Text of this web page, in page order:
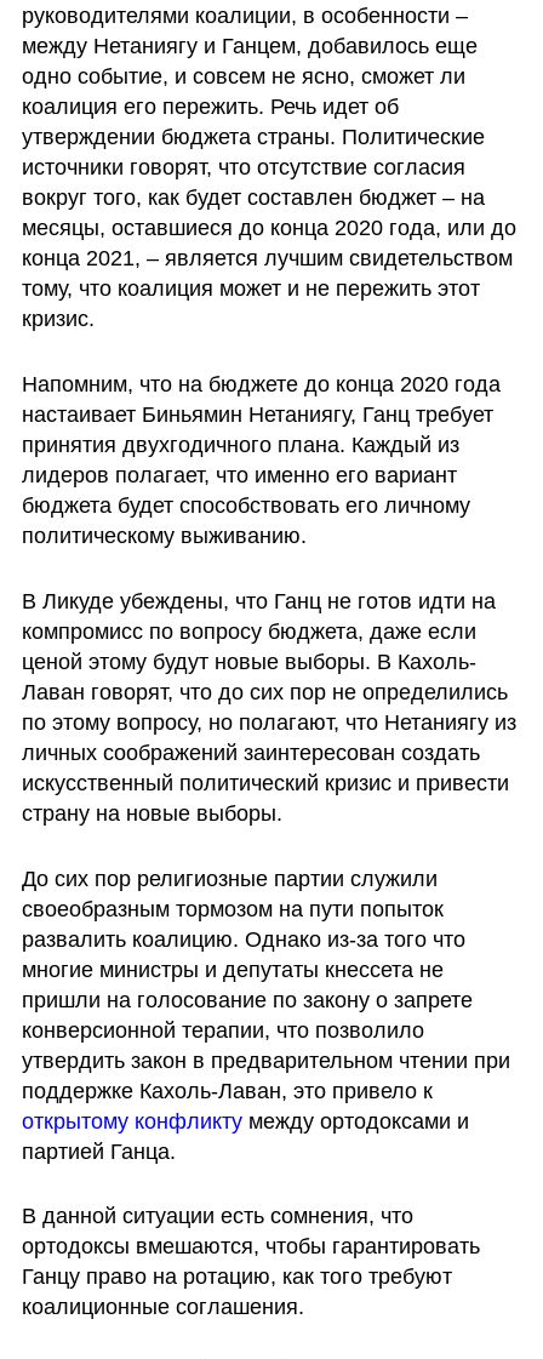
руководителями коалиции, в особенности –
между Нетаниягу и Ганцем, добавилось еще
одно событие, и совсем не ясно, сможет ли
коалиция его пережить. Речь идет об
утверждении бюджета страны. Политические
источники говорят, что отсутствие согласия
вокруг того, как будет составлен бюджет – на
месяцы, оставшиеся до конца 2020 года, или до
конца 2021, – является лучшим свидетельством
тому, что коалиция может и не пережить этот
кризис.
Напомним, что на бюджете до конца 2020 года
настаивает Биньямин Нетаниягу, Ганц требует
принятия двухгодичного плана. Каждый из
лидеров полагает, что именно его вариант
бюджета будет способствовать его личному
политическому выживанию.
В Ликуде убеждены, что Ганц не готов идти на
компромисс по вопросу бюджета, даже если
ценой этому будут новые выборы. В Кахоль-
Лаван говорят, что до сих пор не определились
по этому вопросу, но полагают, что Нетаниягу из
личных соображений заинтересован создать
искусственный политический кризис и привести
страну на новые выборы.
До сих пор религиозные партии служили
своеобразным тормозом на пути попыток
развалить коалицию. Однако из-за того что
многие министры и депутаты кнессета не
пришли на голосование по закону о запрете
конверсионной терапии, что позволило
утвердить закон в предварительном чтении при
поддержке Кахоль-Лаван, это привело к
открытому конфликту между ортодоксами и
партией Ганца.
В данной ситуации есть сомнения, что
ортодоксы вмешаются, чтобы гарантировать
Ганцу право на ротацию, как того требуют
коалиционные соглашения.